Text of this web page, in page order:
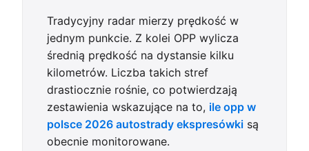
Tradycyjny radar mierzy prędkość w
jednym punkcie. Z kolei OPP wylicza
średnią prędkość na dystansie kilku
kilometrów. Liczba takich stref
drastiocznie rośnie, co potwierdzają
zestawienia wskazujące na to, ile opp w
polsce 2026 autostrady ekspresówki są
obecnie monitorowane.